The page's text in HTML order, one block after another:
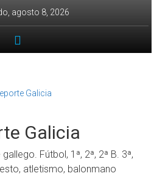
agosto 8, 2026
Galicia
Fútbol, 1ª, 2ª, 2ª B. 3ª,
atletismo, balonmano